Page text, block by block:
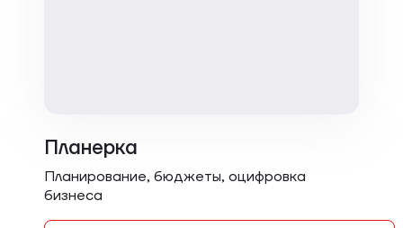
Планерка
Планирование, бюджеты, оцифровка
бизнеса